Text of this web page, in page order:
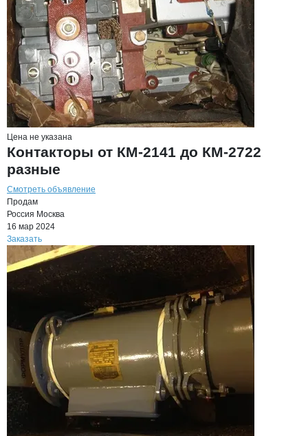
Цена не указана
Контакторы от КМ-2141 до КМ-2722
разные
Смотреть объявление
Продам
Россия Москва
16 мар 2024
Заказать